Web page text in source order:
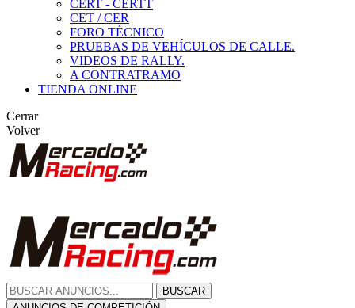
CERT - CERTT
CET / CER
FORO TÉCNICO
PRUEBAS DE VEHÍCULOS DE CALLE.
VIDEOS DE RALLY.
A CONTRATRAMO
TIENDA ONLINE
Cerrar
Volver
BUSCAR
ANUNCIOS DE COMPETICIÓN